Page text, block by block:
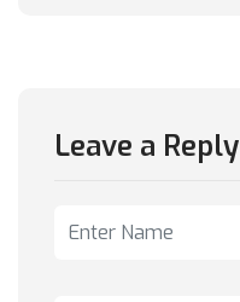
Leave a Reply